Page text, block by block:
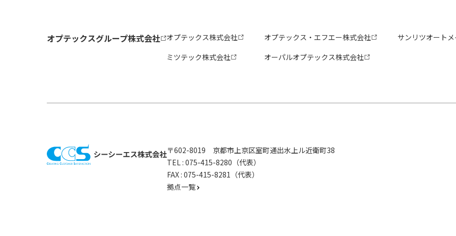
オプテックスグループ株式会社 オプテックス株式会社 オプテックス・エフエー株式会社
サンリツオート
ミツテック株式会社
オーパルオプテックス株式会社
〒602-8019 京都市上京区室町通出水上ル近衛町38
TEL : 075-415-8280（代表）
FAX : 075-415-8281（代表）
拠点一覧